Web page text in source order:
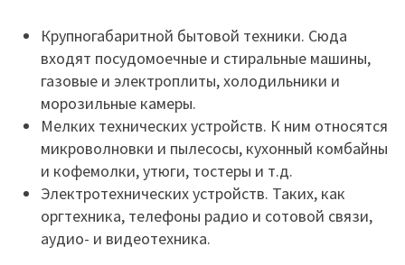
Крупногабаритной бытовой техники. Сюда
входят посудомоечные и стиральные машины,
газовые и электроплиты, холодильники и
морозильные камеры.
Мелких технических устройств. К ним относятся
микроволновки и пылесосы, кухонный комбайны
и кофемолки, утюги, тостеры и т.д.
Электротехнических устройств. Таких, как
оргтехника, телефоны радио и сотовой связи,
аудио- и видеотехника.